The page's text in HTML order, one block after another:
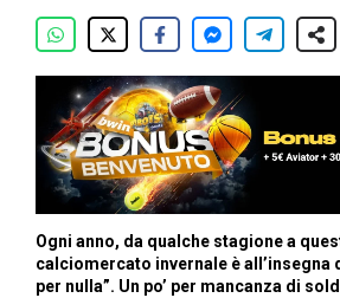
Ogni anno, da qualche stagione a
calciomercato invernale è all’insegna
per nulla”. Un po’ per mancanza di